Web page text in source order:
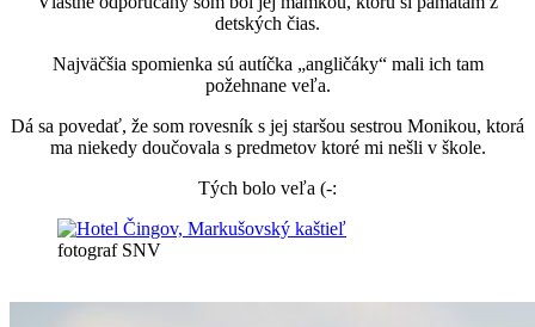
detských čias.
Najväčšia spomienka sú autíčka „angličáky“ mali ich tam
požehnane veľa.
Dá sa povedať, že som rovesník s jej staršou sestrou Monikou, ktorá
ma niekedy doučovala s predmetov ktoré mi nešli v škole.
Tých bolo veľa (-:
fotograf SNV